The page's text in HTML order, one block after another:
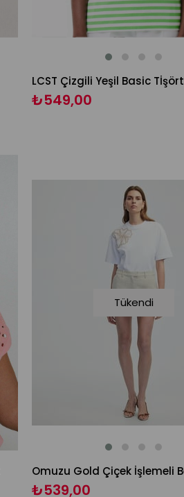
LCST Çizgili Yeşil Basic Tİşört
₺549,00
Tükendi
₺539,00